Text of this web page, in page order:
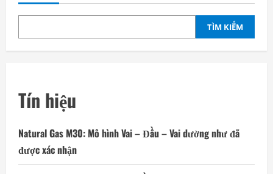
TÌM KIẾM
Tín hiệu
Natural Gas M30: Mô hình Vai – Đầu – Vai dường như đã
được xác nhận